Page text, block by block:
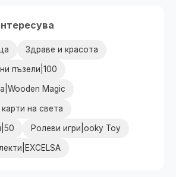
Здраве и красота
пъзели|100
Magic
на света
Ролеви игри|ooky Toy